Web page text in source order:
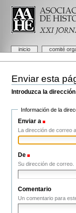
contenido.
Saltar
navegación
Secciones
inicio comité
Herramientas
Personales
Enviar esta
Introduzca la
Información de la
Enviar a
La dirección de correo
De
Su dirección de correo.
Comentario
Un comentario para